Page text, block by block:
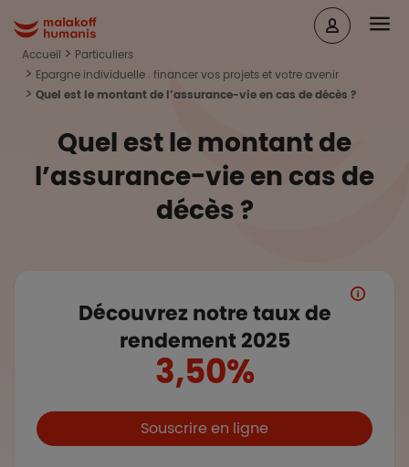
Malakoff Humanis Accueil
Accueil
Particuliers
Epargne individuelle : financer vos projets et votre avenir
Quel est le montant de l’assurance-vie en cas de décès ?
Quel est le montant de
l’assurance-vie en cas de
décès ?
Découvrez notre taux de
rendement 2025
3,50%
Boutons et liensSouscrire en ligne